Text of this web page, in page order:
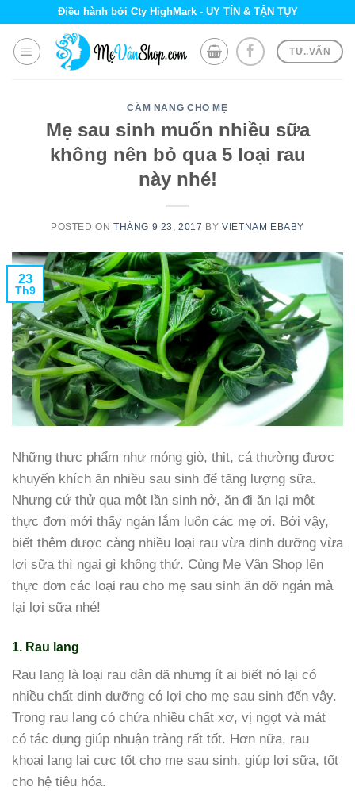
content
Điều hành bởi Cty HighMark - UY TÍN & TẬN TỤY
TƯ..VẤN
CẨM NANG CHO MẸ
Mẹ sau sinh muốn nhiều sữa
không nên bỏ qua 5 loại rau
này nhé!
POSTED ONTHÁNG 9 23, 2017 BYVIETNAM EBABY
23
Th9
Những thực phẩm như móng giò, thịt, cá thường được
khuyến khích ăn nhiều sau sinh để tăng lượng sữa.
Nhưng cứ thử qua một lần sinh nở, ăn đi ăn lại một
thực đơn mới thấy ngán lắm luôn các mẹ ơi. Bởi vậy,
biết thêm được càng nhiều loại rau vừa dinh dưỡng vừa
lợi sữa thì ngại gì không thử. Cùng Mẹ Vân Shop lên
thực đơn các loại rau cho mẹ sau sinh ăn đỡ ngán mà
lại lợi sữa nhé!
1. Rau lang
Rau lang là loại rau dân dã nhưng ít ai biết nó lại có
nhiều chất dinh dưỡng có lợi cho mẹ sau sinh đến vậy.
Trong rau lang có chứa nhiều chất xơ, vị ngọt và mát
có tác dụng giúp nhuận tràng rất tốt. Hơn nữa, rau
khoai lang lại cực tốt cho mẹ sau sinh, giúp lợi sữa, tốt
cho hệ tiêu hóa.